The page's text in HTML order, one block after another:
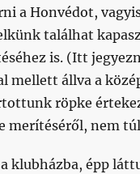
a Honvédot,
találhat
is. (Itt
mellett állva a
röpke
merítéséről, nem
klubházba, épp